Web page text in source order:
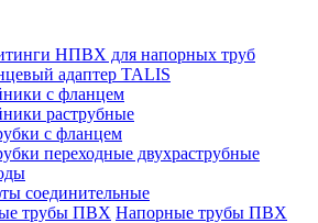
НПВХ для напорных труб
адаптер TALIS
с фланцем
раструбные
с фланцем
переходные двухраструбные
соединительные
Напорные трубы ПВХ